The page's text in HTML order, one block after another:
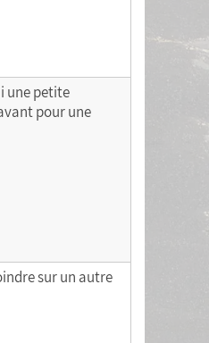
une petite
pour une
sur un autre